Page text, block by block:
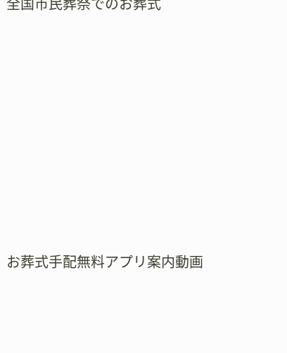
全国市民葬祭でのお葬式
お葬式手配無料アプリ案内動画